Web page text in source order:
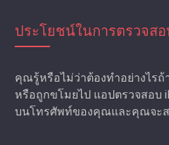
ประโยชน์ในการตรวจส
คุณรู้หรือไม่ว่าต้องทําอย่างไร
หรือถูกขโมยไป แอปตรวจสอบ
บนโทรศัพท์ของคุณและคุณจะส